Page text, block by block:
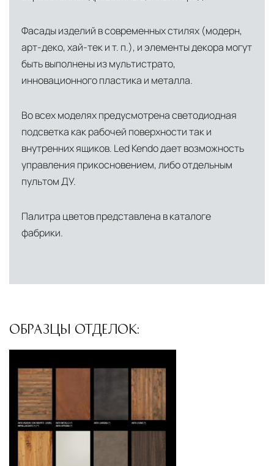
Глобальная сеть распределительных
центров
Помимо Москвы, мы располагаем
международных хабах:
Дубай, ОАЭ — региональный центр для
Ближнего Востока и Азии
Кипр— распределительная база для
Лондон, Великобритания—
логистический хаб для европейского рынка
Условия доставки по Москве и Московской
Для клиентов Москвы и МО предусмотрены
следующие услуги:
Доставка до адреса— транспортировка
товара от нашего склада непосредственно к
месту назначения с соблюдением сроков
Фасады изделий в современных стилях (модерн,
арт-деко, хай-тек и т. п.), и элементы декора могут
быть выполнены из мультистрато,
инновационного пластика и металла.
Во всех моделях предусмотрена светодиодная
подсветка как рабочей поверхности так и
внутренних ящиков. Led Kendo дает возможность
управления прикосновением, либо отдельным
пультом ДУ.
Палитра цветов представлена в каталоге
фабрики.
ОБРАЗЦЫ ОТДЕЛОК: